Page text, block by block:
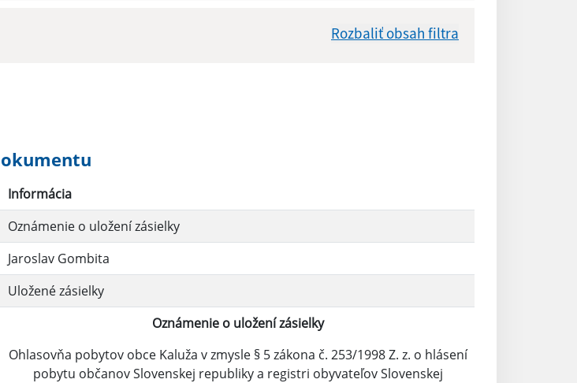
Rozbaliť obsah filtra
Reset
Informácia
Oznámenie o uložení zásielky
Jaroslav Gombita
Uložené zásielky
Oznámenie o uložení zásielky
Ohlasovňa pobytov obce Kaluža v zmysle § 5 zákona č. 253/1998 Z. z. o hlásení
pobytu občanov Slovenskej republiky a registri obyvateľov Slovenskej